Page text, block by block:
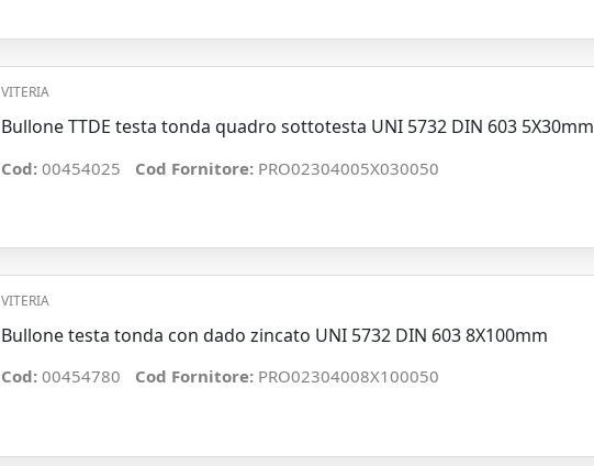
VITERIA
Bullone TTDE testa tonda quadro sottotesta UNI 5732 DIN 603 5X30mm
Cod: 00454025 Cod Fornitore: PRO02304005X030050
VITERIA
Bullone testa tonda con dado zincato UNI 5732 DIN 603 8X100mm
Cod: 00454780 Cod Fornitore: PRO02304008X100050